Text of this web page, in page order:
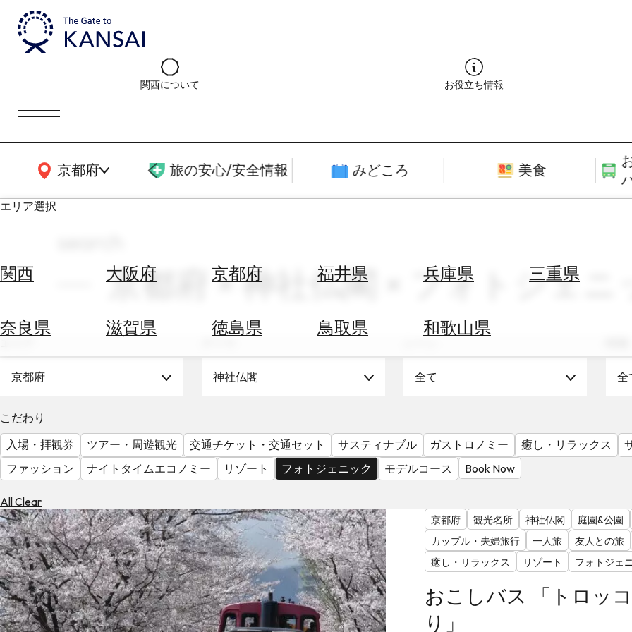
関西について お役立ち情報
京都府
関西広域MAP 旅の安心/安全情報 みどころ 美食
エリア選択
関西 大阪府 京都府 福井県 兵庫県 三重県
奈良県 滋賀県 徳島県 鳥取県 和歌山県
ホ
す
替
を
調
べ
天
を
見
る
京都府 × 神社仏閣 × フォトジェニ
京都府 神社仏閣 全て 全
こだわり
入場・拝観券
ツアー・周遊観光 交通チケット・交通セット サスティナブル ガストロノミー 癒し・リラックス
ファッション
ナイトタイムエコノミー リゾート フォトジェニック モデルコース Book Now
All Clear
京都府 観光名所 神社仏閣
庭園&公園
カップル・夫婦旅行
一人旅
友人との旅
癒し・リラックス
リゾート フォトジェ
おこしバス 「トロッ
り」